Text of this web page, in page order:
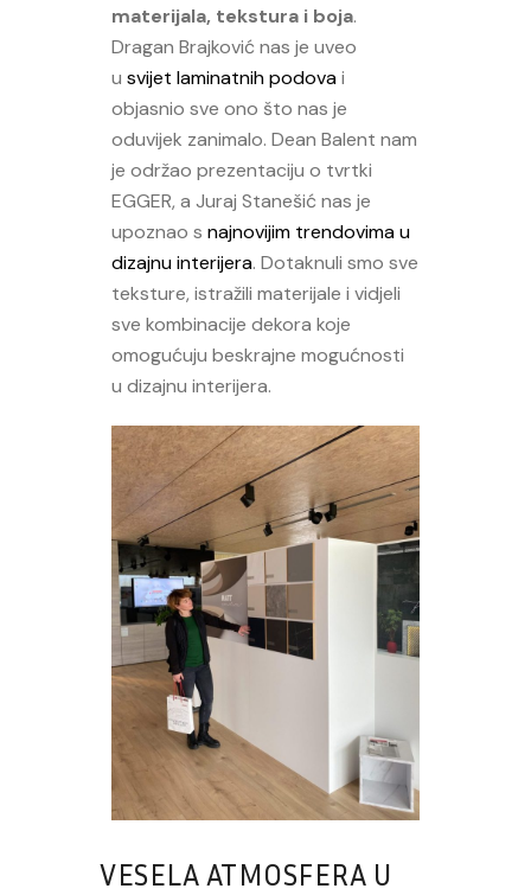
materijala, tekstura i boja.
Dragan Brajković nas je uveo
u svijet laminatnih podovai
objasnio sve ono što nas je
oduvijek zanimalo. Dean Balent nam
je održao prezentaciju o tvrtki
EGGER, a Juraj Stanešić nas je
upoznao s najnovijim trendovima u
dizajnu interijera. Dotaknuli smo sve
teksture, istražili materijale i vidjeli
sve kombinacije dekora koje
omogućuju beskrajne mogućnosti
u dizajnu interijera.
VESELA ATMOSFERA U